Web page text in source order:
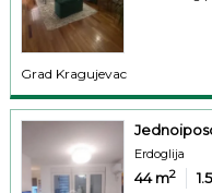
Grad Kragujevac
Erdoglija
44m2 1.5